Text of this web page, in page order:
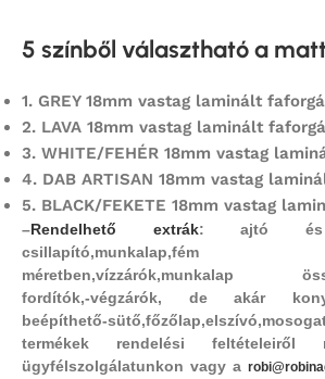
5 színből választható a
1. GREY 18mm vastag laminált
2. LAVA 18mm vastag laminált
3. WHITE/FEHÉR 18mm vastag
4. DAB ARTISAN 18mm vastag
5. BLACK/FEKETE 18mm vastag
–Rendelhető extrák: ajtó és
csillapító,munkalap,fém
méretben,vízzárók,munkalap
fordítók,-végzárók, de akár
beépíthető-
termékek rendelési feltételeiről
ügyfélszolgálatunkon vagy a